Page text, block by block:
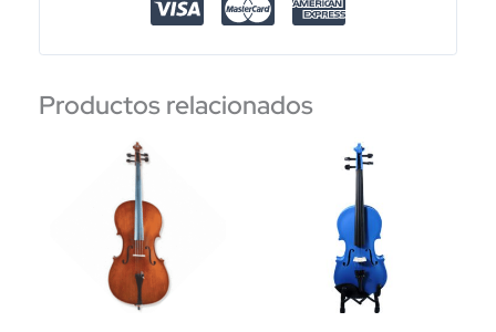
MOD.
Productos relacionados